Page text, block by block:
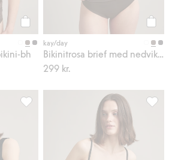
Köp
bh
Köp
kay/day
Bikinitrosa brief med nedvikbar midja
299 kr.
One shoulder baddräkt, Lägg till i